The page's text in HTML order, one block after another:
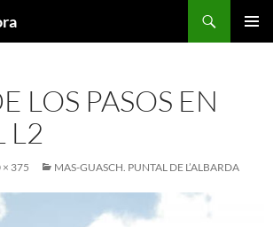
LOS PASOS EN
L2
× 375 MAS-GUASCH. PUNTAL DE L’ALBARDA